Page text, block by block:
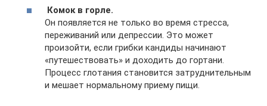
Комок в горле.
Он появляется не только во время стресса,
переживаний или депрессии. Это может
произойти, если грибки кандиды начинают
«путешествовать» и доходить до гортани.
Процесс глотания становится затруднительным
и мешает нормальному приему пищи.